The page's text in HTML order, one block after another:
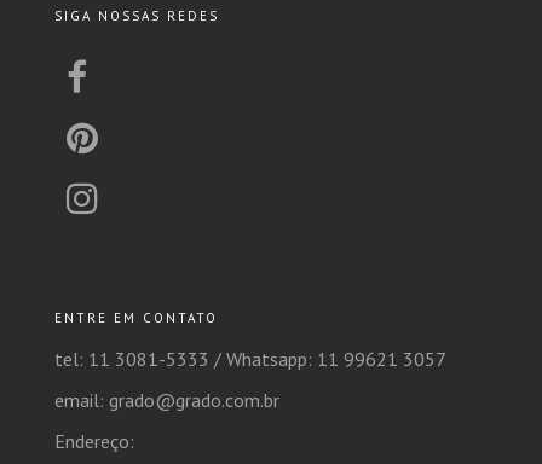
SIGA NOSSAS REDES
ENTRE EM CONTATO
tel: 11 3081-5333 / Whatsapp: 11 99621 3057
email: grado@grado.com.br
Endereço: